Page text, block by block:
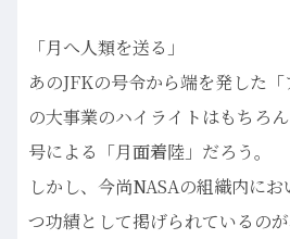
「月へ人類を送る」
あのJFKの号令から端を発した
の大事業のハイライトはもちろ
号による「月面着陸」だろう。
しかし、今尚NASAの組織内に
つ功績として掲げられているのが